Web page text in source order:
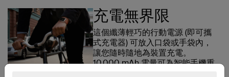
充電無界限
這個纖薄輕巧的行動電源 (即可攜
式充電器) 可放入口袋或手袋內，
讓您隨時隨地為裝置充電。
10,000 mAh 電量可為智能手機重